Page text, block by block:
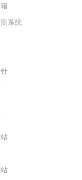
系统